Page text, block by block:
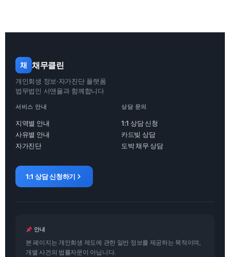
채 채무클린
개인회생 정보·자가진단 플랫폼
법무법인 서앤율과 함께합니다
서비스 안내
지역별 안내
사유별 안내
자가진단
상담 문의
1:1 상담 신청
카드빚 상담
도박 채무 상담
1:1 상담 신청하기
안내
본 페이지는 개인회생 제도에 관한 일반 정보를 제공하는 목적이며,
개별 사건의 법률자문이 아닙니다.